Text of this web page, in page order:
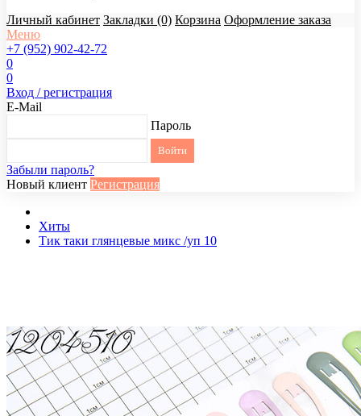
Личный кабинет Закладки (0) Корзина Оформление заказа
Меню
+7 (952) 902-42-72
0
0
Вход / регистрация
E-Mail
Пароль
Забыли пароль?
Новый клиент Регистрация
Хиты
Тик таки глянцевые микс /уп 10